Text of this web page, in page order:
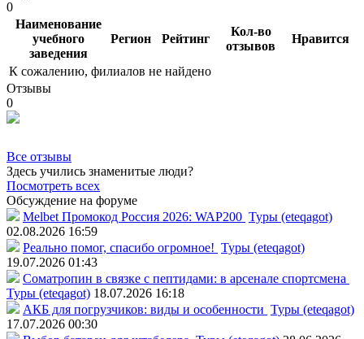
0
Наименование
учебного
заведения
Регион Рейтинг
Кол-во
отзывов
Нравится
К сожалению, филиалов не найдено
Отзывы
0
Все отзывы
Здесь учились знаменитые люди?
Посмотреть всех
Обсуждение на форуме
Melbet Промокод Россия 2026: WAP200 Туры (eteqagot)
02.08.2026 16:59
Реально помог, спасибо огромное! Туры (eteqagot)
19.07.2026 01:43
Соматропин в связке с пептидами: в арсенале спортсмена
Туры (eteqagot) 18.07.2026 16:18
АКБ для погрузчиков: виды и особенности Туры (eteqagot)
17.07.2026 00:30